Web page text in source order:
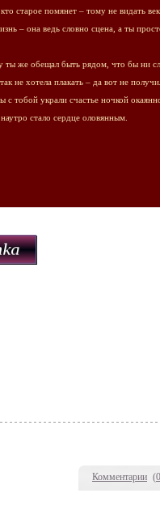
Комментарии (0
старое помянет – тому не видать
– она ведь словно сцена, а ты
ты же обещал быть рядом, что бы ни
не хотела плакать – да вот не
с тобой украли счастье ночкой
стало сердце оловянным.